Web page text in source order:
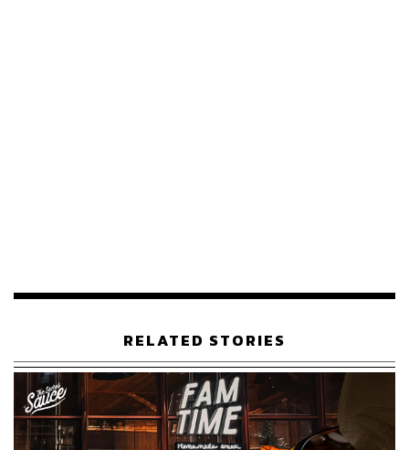
การหนี ทุกคนไม่ควรจะมองหาทางออกเฉพาะประตูหลัก
เท่านั้น แต่จะต้องมองหาทางสำรองไว้ เช่น หน้าต่าง หรือทาง
ลอด หากได้ยินเสียงอาวุธ เสียงแจ้งเตือน ประชาชนจะต้องวิ่ง
หนีให้ไกลจากจุดเกิดเหตุทันที พยายามวิ่งไปในทิศทางตรงกัน
ข้าม
RELATED STORIES